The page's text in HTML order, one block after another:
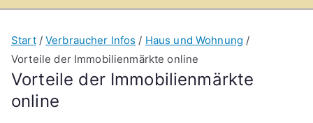
Vorteile der Immobilienmärkte
online
Start Verbraucher Infos
Haus und Wohnung
Vorteile der Immobilienmärkte online